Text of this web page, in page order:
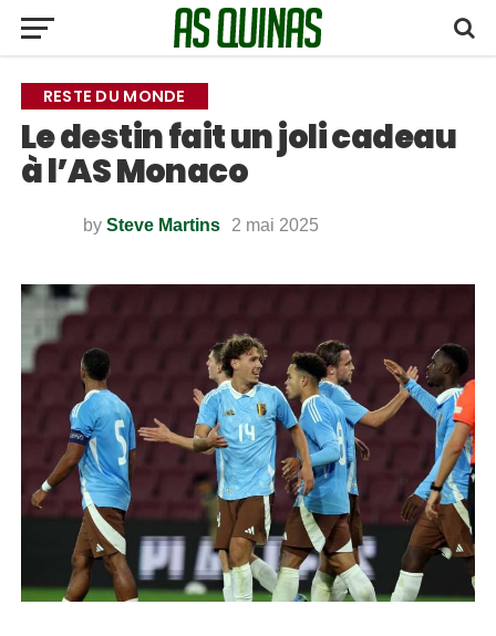
RESTE DU MONDE
Le destin fait un joli cadeau
à l’AS Monaco
by Steve Martins 2 mai 2025